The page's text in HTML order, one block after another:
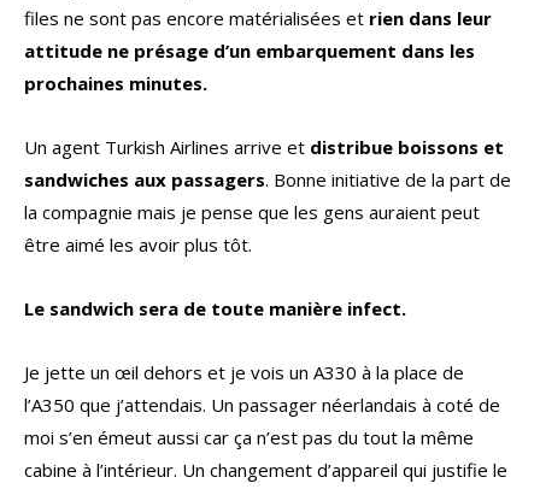
files ne sont pas encore matérialisées et rien dans leur
attitude ne présage d’un embarquement dans les
prochaines minutes.
Un agent Turkish Airlines arrive et distribue boissons et
sandwiches aux passagers. Bonne initiative de la part de
la compagnie mais je pense que les gens auraient peut
être aimé les avoir plus tôt.
Le sandwich sera de toute manière infect.
Je jette un œil dehors et je vois un A330 à la place de
l’A350 que j’attendais. Un passager néerlandais à coté de
moi s’en émeut aussi car ça n’est pas du tout la même
cabine à l’intérieur. Un changement d’appareil qui justifie le